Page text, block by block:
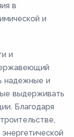
в
и
и
надежные и
выдерживать
Благодаря